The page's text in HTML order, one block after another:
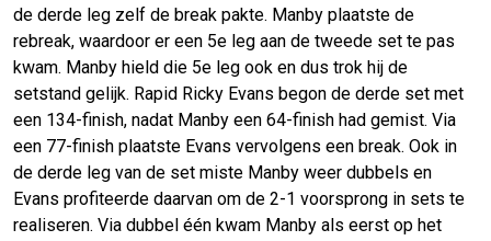
de derde leg zelf de break pakte. Manby plaatste de
rebreak, waardoor er een 5e leg aan de tweede set te pas
kwam. Manby hield die 5e leg ook en dus trok hij de
setstand gelijk. Rapid Ricky Evans begon de derde set met
een 134-finish, nadat Manby een 64-finish had gemist. Via
een 77-finish plaatste Evans vervolgens een break. Ook in
de derde leg van de set miste Manby weer dubbels en
Evans profiteerde daarvan om de 2-1 voorsprong in sets te
realiseren. Via dubbel één kwam Manby als eerst op het